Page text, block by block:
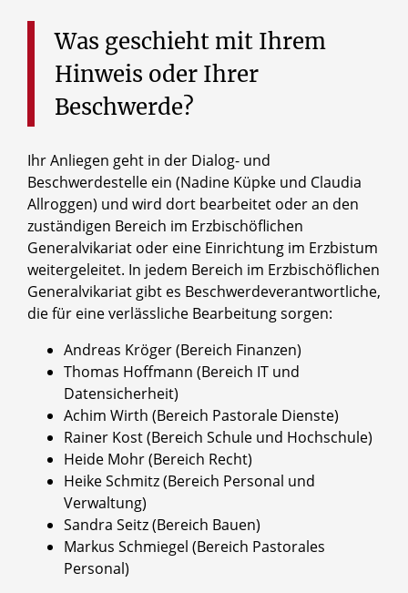
Was geschiehtmit Ihrem
Hinweis oder Ihrer
Beschwerde?
Ihr Anliegen geht in der Dialog- und
Beschwerdestelle ein (Nadine Küpke und Claudia
Allroggen) und wird dort bearbeitet oder an den
zuständigen Bereich im Erzbischöflichen
Generalvikariat oder eine Einrichtung im Erzbistum
weitergeleitet. In jedem Bereich im Erzbischöflichen
Generalvikariat gibt es Beschwerdeverantwortliche,
die für eine verlässliche Bearbeitung sorgen:
Andreas Kröger (Bereich Finanzen)
Thomas Hoffmann (Bereich IT und
Datensicherheit)
Achim Wirth (Bereich Pastorale Dienste)
Rainer Kost (Bereich Schule und Hochschule)
Heide Mohr (Bereich Recht)
Heike Schmitz (Bereich Personal und
Verwaltung)
Sandra Seitz (Bereich Bauen)
Markus Schmiegel (Bereich Pastorales
Personal)